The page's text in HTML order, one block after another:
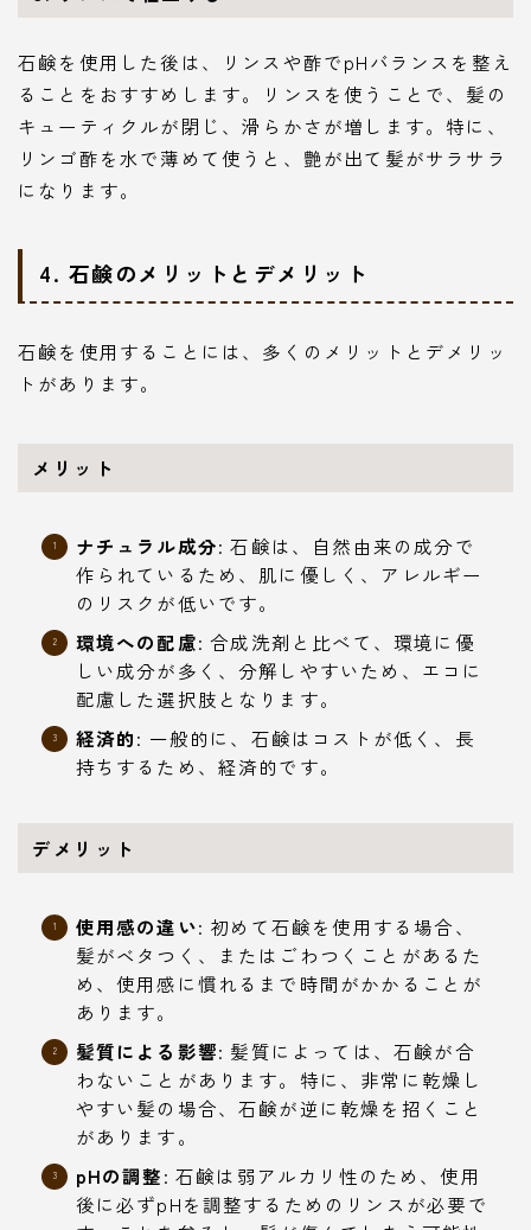
石鹸を使用した後は、リンスや酢でpHバランスを整え
ることをおすすめします。リンスを使うことで、髪の
キューティクルが閉じ、滑らかさが増します。特に、
リンゴ酢を水で薄めて使うと、艶が出て髪がサラサラ
になります。
4. 石鹸のメリットとデメリット
石鹸を使用することには、多くのメリットとデメリッ
トがあります。
メリット
ナチュラル成分: 石鹸は、自然由来の成分で
作られているため、肌に優しく、アレルギー
のリスクが低いです。
環境への配慮: 合成洗剤と比べて、環境に優
しい成分が多く、分解しやすいため、エコに
配慮した選択肢となります。
経済的: 一般的に、石鹸はコストが低く、長
持ちするため、経済的です。
デメリット
使用感の違い: 初めて石鹸を使用する場合、
髪がベタつく、またはごわつくことがあるた
め、使用感に慣れるまで時間がかかることが
あります。
髪質による影響: 髪質によっては、石鹸が合
わないことがあります。特に、非常に乾燥し
やすい髪の場合、石鹸が逆に乾燥を招くこと
があります。
pHの調整: 石鹸は弱アルカリ性のため、使用
後に必ずpHを調整するためのリンスが必要で